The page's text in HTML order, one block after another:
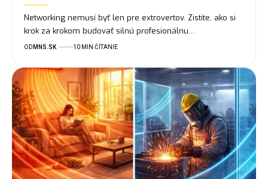
Networking nemusí byť len pre extrovertov. Zistite, ako si
krok za krokom budovať silnú profesionálnu…
OD MNS.SK 10 MIN ČÍTANIE